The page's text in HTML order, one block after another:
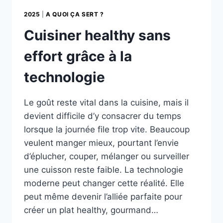
2025 |A QUOI ÇA SERT ?
Cuisiner healthy sans
effort grâce à la
technologie
Le goût reste vital dans la cuisine, mais il
devient difficile d’y consacrer du temps
lorsque la journée file trop vite. Beaucoup
veulent manger mieux, pourtant l’envie
d’éplucher, couper, mélanger ou surveiller
une cuisson reste faible. La technologie
moderne peut changer cette réalité. Elle
peut même devenir l’alliée parfaite pour
créer un plat healthy, gourmand…